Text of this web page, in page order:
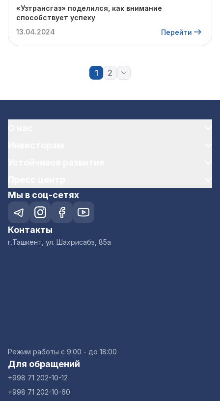
«Узтрансгаз» поделился, как внимание
способствует успеху
13.04.2024
Перейти
1 2
Мы в соц-сетях
Контакты
г.Ташкент, ул. Шахрисабз, 85а
Режим работы с 9:00 - до 18:00
Для обращений
+998 71 202-10-12
+998 71 202-10-60